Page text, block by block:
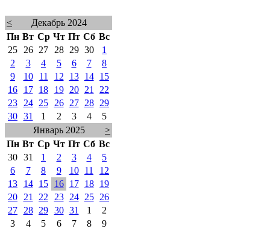
<
Декабрь 2024
Пн Вт Ср Чт Пт Сб Вс
25
26 27 28 29 30
1
2
3 4 5 6 7
8
9
10 11 12 13 14
15
16
17 18 19 20 21
22
23
24 25 26 27 28
29
30 31 1 2 3 4
5
Январь 2025
>
Пн Вт Ср Чт Пт Сб Вс
30 31 1 2 3 4
5
6
7 8 9 10 11
12
13
14 15 16 17 18
19
20
21 22 23 24 25
26
27
28 29 30 31 1
2
3
4 5 6 7 8 9